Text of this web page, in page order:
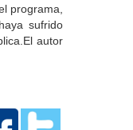
programa,
sufrido
autor